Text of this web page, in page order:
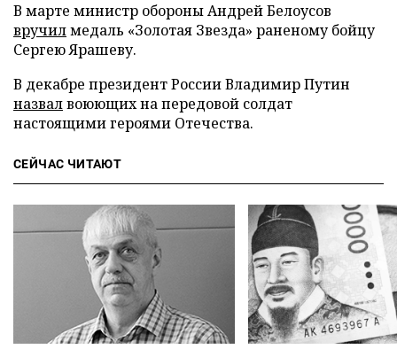
В марте министр обороны Андрей Белоусов
вручилмедаль «Золотая Звезда» раненому бойцу
Сергею Ярашеву.
В декабре президент России Владимир Путин
назвалвоюющих на передовой солдат
настоящими героями Отечества.
СЕЙЧАС ЧИТАЮТ